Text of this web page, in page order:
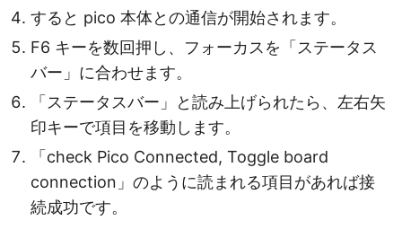
すると pico 本体との通信が開始されます。
F6 キーを数回押し、フォーカスを「ステータス
バー」に合わせます。
「ステータスバー」と読み上げられたら、左右矢
印キーで項目を移動します。
「check Pico Connected, Toggle board
connection」のように読まれる項目があれば接
続成功です。